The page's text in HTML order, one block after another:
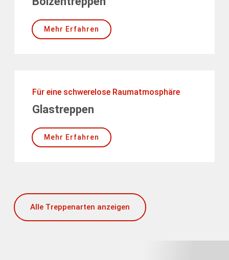
Mehr Erfahren
Für eine schwerelose Raumatmosphäre
Glastreppen
Mehr Erfahren
Alle Treppenarten anzeigen